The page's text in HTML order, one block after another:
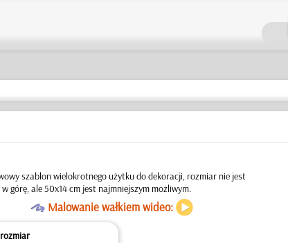
szablon wielokrotnego użytku do dekoracji, rozmiar nie jest
górę, ale 50x14 cm jest najmniejszym możliwym.
OMalowanie wałkiem wideo: